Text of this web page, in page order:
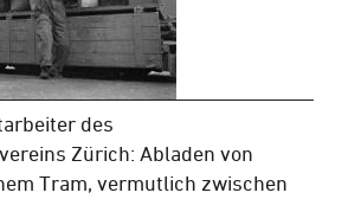
des
Zürich: Abladen von
Tram, vermutlich zwischen